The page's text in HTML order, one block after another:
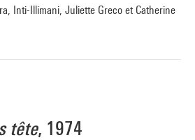
Inti-Illimani, Juliette Greco et Catherine
tête, 1974